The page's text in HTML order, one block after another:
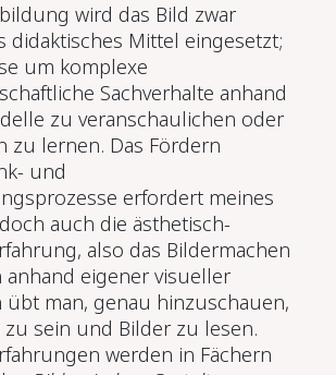
wird das Bild zwar
didaktisches Mittel eingesetzt;
um komplexe
Sachverhalte anhand
zu veranschaulichen oder
zu lernen. Das Fördern
und
erfordert meines
auch die ästhetisch-
also das Bildermachen
anhand eigener visueller
übt man, genau hinzuschauen,
zu sein und Bilder zu lesen.
werden in Fächern